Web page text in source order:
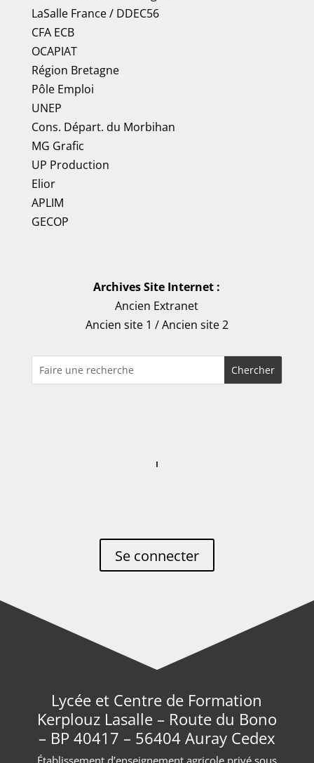
LaSalle France/ DDEC56
CFA ECB
OCAPIAT
Région Bretagne
Pôle Emploi
UNEP
Cons. Départ. du Morbihan
MG Grafic
UP Production
Elior
APLIM
GECOP
Archives Site Internet :
Ancien Extranet
Ancien site 1 /Ancien site 2
Se connecter
Lycée et Centre de Formation
Kerplouz Lasalle – Route du Bono
– BP 40417 – 56404 Auray Cedex